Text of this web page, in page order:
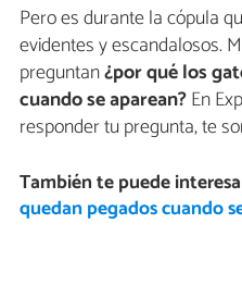
Pero es durante la cópula
evidentes y escandalosos.
preguntan¿por qué los
cuando se aparean?En
responder tu pregunta, te
También te puede
quedan pegados cuando